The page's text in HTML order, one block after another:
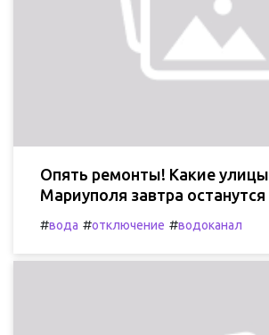
Опять ремонты! Какие улицы
Мариуполя завтра
#вода #отключение #водоканал